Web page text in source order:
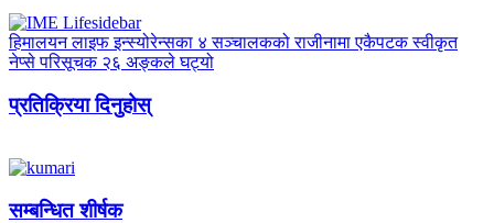
हिमालयन लाइफ इन्स्योरेन्सका ४ सञ्चालकको राजीनामा एकैपटक स्वीकृत
नेप्से परिसूचक २६ अङ्कले घट्यो
प्रतिक्रिया दिनुहोस्
सम्बन्धित शीर्षक